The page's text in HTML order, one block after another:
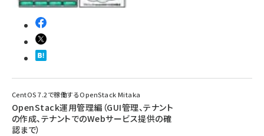
CentOS 7.2で稼働するOpenStack Mitaka
OpenStack運用管理編（GUI管理、テナント
の作成、テナントでのWebサービス提供の確
認まで）